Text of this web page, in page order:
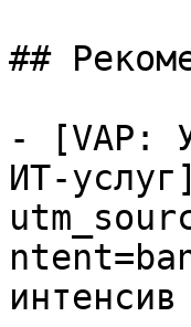
##
- [VAP:
ИТ-